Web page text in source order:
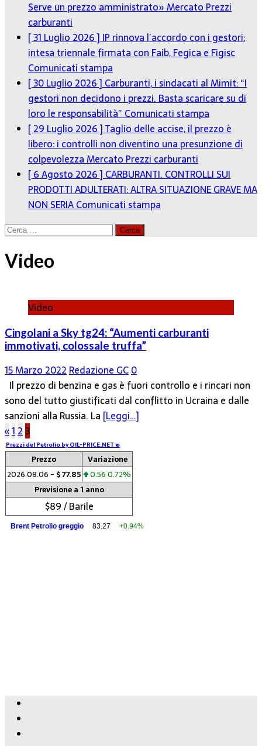
Serve un prezzo amministrato»Mercato Prezzi
carburanti
[ 31 Luglio 2026 ] IP rinnova l’accordo con i gestori:
intesa triennale firmata con Faib, Fegica e Figisc
Comunicati stampa
[ 30 Luglio 2026 ] Carburanti, i sindacati al Mimit: “I
gestori non decidono i prezzi. Basta scaricare su di
loro le responsabilità” Comunicati stampa
[ 29 Luglio 2026 ]Taglio delle accise, il prezzo è
libero: i controlli non diventino una presunzione di
colpevolezzaMercato Prezzi carburanti
[ 6 Agosto 2026 ] CARBURANTI. CONTROLLI SUI
PRODOTTI ADULTERATI: ALTRA SITUAZIONE GRAVE MA
NON SERIAComunicati stampa
Ricerca
Video
Video
Cingolani a Sky tg24: “Aumenti carburanti
immotivati, colossale truffa”
15 Marzo 2022Redazione GC0
Il prezzo di benzina e gas è fuori controllo e i rincari non
sono del tutto giustificati dal conflitto in Ucraina e dalle
sanzioni alla Russia. La [Leggi…]
Paginazione
degli
articoli
«123
Prezzi del Petrolio by OIL-PRICE.NET ©
Prezzo
Variazione
2026.08.06 - $ 77.85
0.56 0.72%
Previsione a 1 anno
$89 / Barile
Brent Petrolio greggio 83.27 +0.94%